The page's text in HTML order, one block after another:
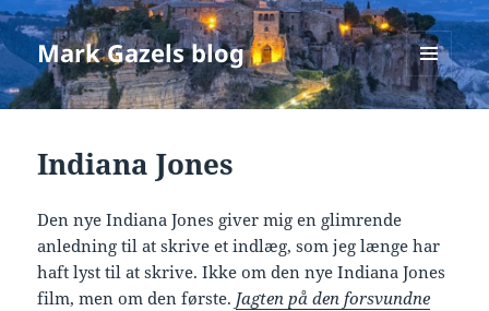
Mark Gazels blog
MENU
OG
Indiana Jones
Den nye Indiana Jones giver mig en glimrende
anledning til at skrive et indlæg, som jeg længe har
haft lyst til at skrive. Ikke om den nye Indiana Jones
film, men om den første. Jagten på den forsvundne